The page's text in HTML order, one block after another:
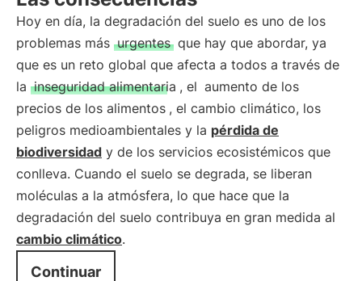
Hoy en día, la degradación del suelo es uno de los
problemas más urgentes que hay que abordar, ya
que es un reto global que afecta a todos a través de
la inseguridad alimentaria , el aumento de los
precios de los alimentos , el cambio climático, los
peligros medioambientales y la pérdida de
biodiversidad y de los servicios ecosistémicos que
conlleva. Cuando el suelo se degrada, se liberan
moléculas a la atmósfera, lo que hace que la
degradación del suelo contribuya en gran medida al
cambio climático.
Continuar